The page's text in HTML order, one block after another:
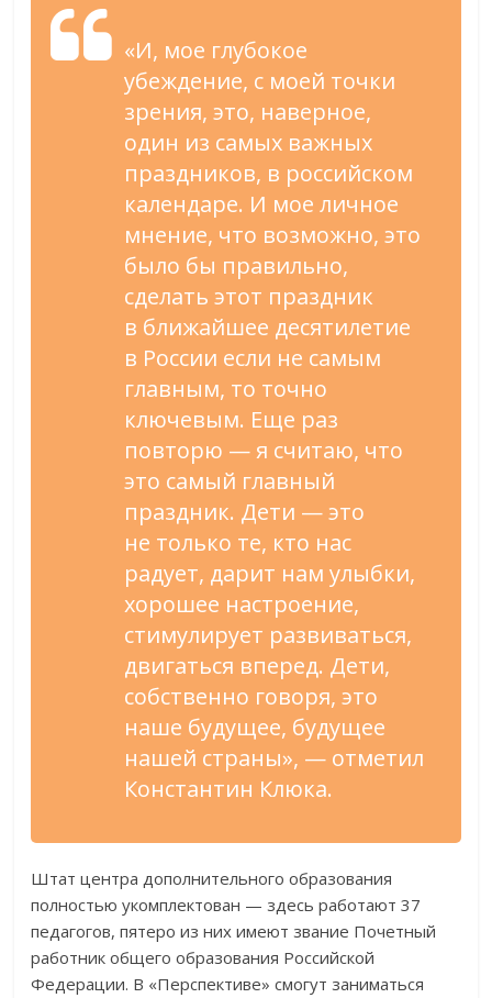
«И, мое глубокое
убеждение, с моей точки
зрения, это, наверное,
один из самых важных
праздников, в российском
календаре. И мое личное
мнение, что возможно, это
было бы правильно,
сделать этот праздник
в ближайшее десятилетие
в России если не самым
главным, то точно
ключевым. Еще раз
повторю —я считаю, что
это самый главный
праздник. Дети —это
не только те, кто нас
радует, дарит нам улыбки,
хорошее настроение,
стимулирует развиваться,
двигаться вперед. Дети,
собственно говоря, это
наше будущее, будущее
нашей страны», — отметил
Константин Клюка.
Штат центра дополнительного образования
полностью укомплектован — здесь работают 37
педагогов, пятеро из них имеют звание Почетный
работник общего образования Российской
Федерации. В «Перспективе» смогут заниматься